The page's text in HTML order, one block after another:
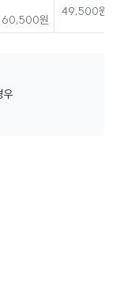
60,500원
49,500원
우